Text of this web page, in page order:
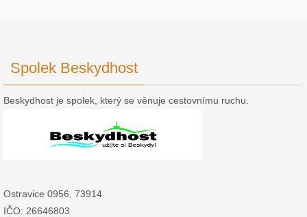
Spolek Beskydhost
Beskydhost je spolek, který se věnuje cestovnímu ruchu.
Ostravice 0956, 73914
IČO: 26646803